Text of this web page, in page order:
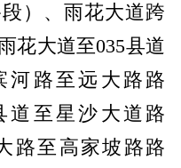
）、雨花大道跨
花大道至035县道
河路至远大路路
道至星沙大道路
路至高家坡路路